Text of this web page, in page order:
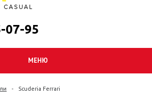
07-95
МЕНЮ
- Scuderia Ferrari